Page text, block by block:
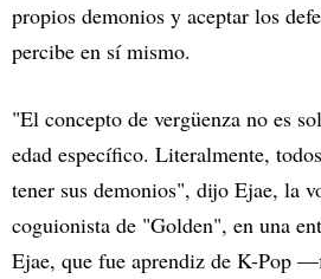
propios demonios y aceptar los
percibe en sí mismo.
"El concepto de vergüenza no es
edad específico. Literalmente,
tener sus demonios", dijo Ejae, la
coguionista de "Golden", en una
Ejae, que fue aprendiz de K-Pop